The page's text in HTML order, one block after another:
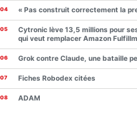
« Pas construit correctement la
Cytronic lève 13,5 millions pour
qui veut remplacer Amazon
Grok contre Claude, une bataille
Fiches Robodex citées
ADAM